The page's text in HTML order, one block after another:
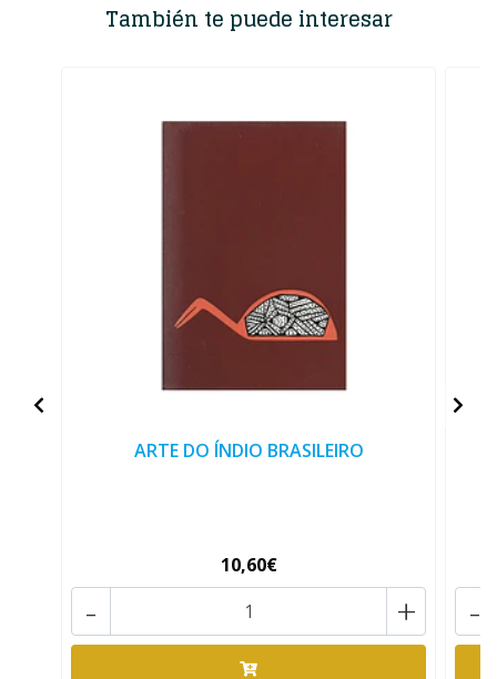
También te puede interesar
ARTE DO ÍNDIO BRASILEIRO
10,60€
+
- -